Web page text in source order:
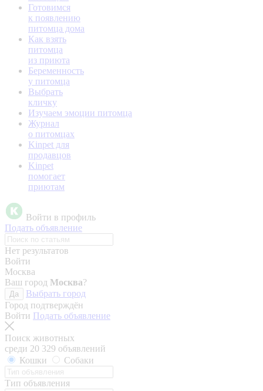
Готовимся
к появлению
питомца дома
Как взять
питомца
из приюта
Беременность
у питомца
Выбрать
кличку
Изучаем эмоции питомца
Журнал
о питомцах
Kinpet для
продавцов
Kinpet
помогает
приютам
Войти в профиль
Подать объявление
Нет результатов
Войти
Москва
Ваш город Москва?
Да
Выбрать город
Город подтверждён
Войти Подать объявление
Поиск животных
среди 20 329 объявлений
Кошки
Собаки
Тип объявления